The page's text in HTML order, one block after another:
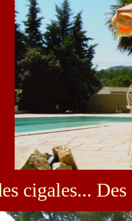
cigales...